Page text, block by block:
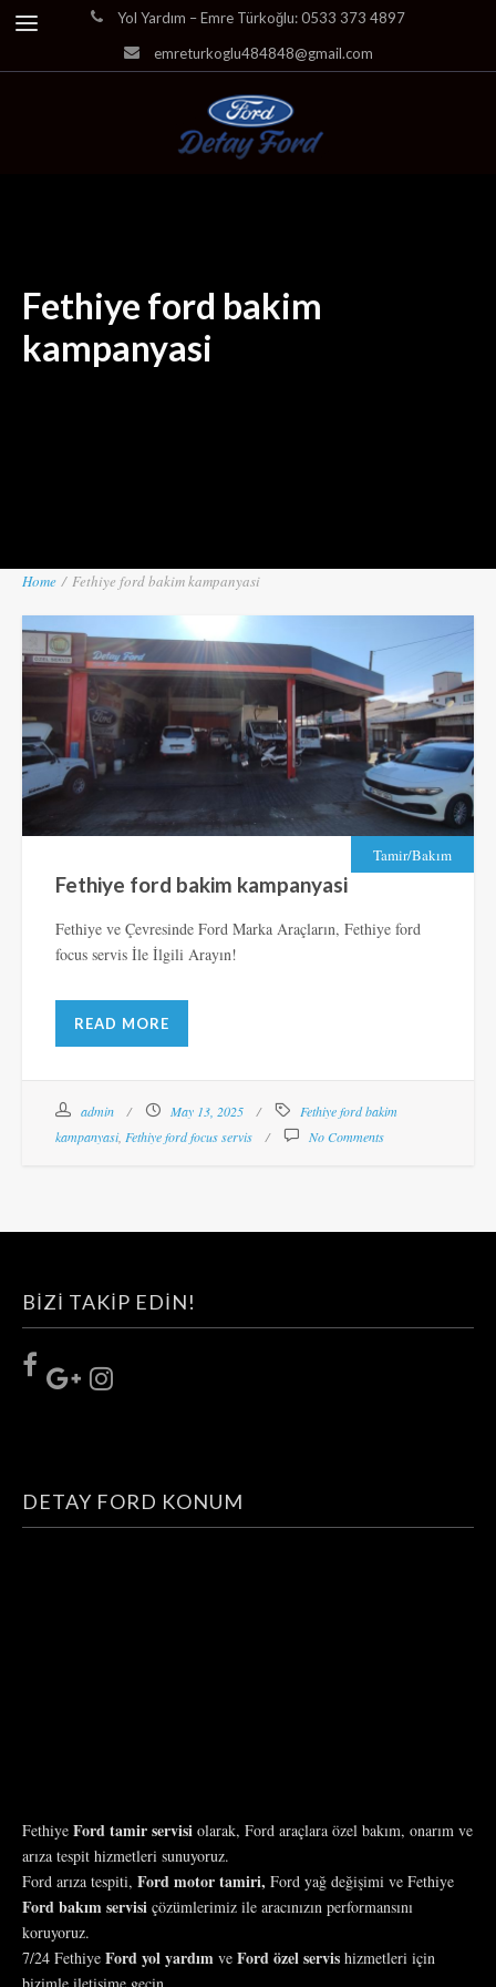
Yol Yardım – Emre Türkoğlu: 0533 373 4897
emreturkoglu484848@gmail.com
Fethiye ford bakim
kampanyasi
Home / Fethiye ford bakim kampanyasi
Tamir/Bakım
Fethiye ford bakim kampanyasi
Fethiye ve Çevresinde Ford Marka Araçların, Fethiye ford
focus servis İle İlgili Arayın!
READ MORE
admin May 13, 2025
Fethiye ford bakim
kampanyasi, Fethiye ford focus servis No Comments
BIZI TAKIP EDIN!
DETAY FORD KONUM
Fethiye Ford tamir servisi olarak, Ford araçlara özel bakım, onarım ve
arıza tespit hizmetleri sunuyoruz.
Ford arıza tespiti, Ford motor tamiri, Ford yağ değişimi ve Fethiye
Ford bakım servisi çözümlerimiz ile aracınızın performansını
koruyoruz.
7/24 Fethiye Ford yol yardım ve Ford özel servis hizmetleri için